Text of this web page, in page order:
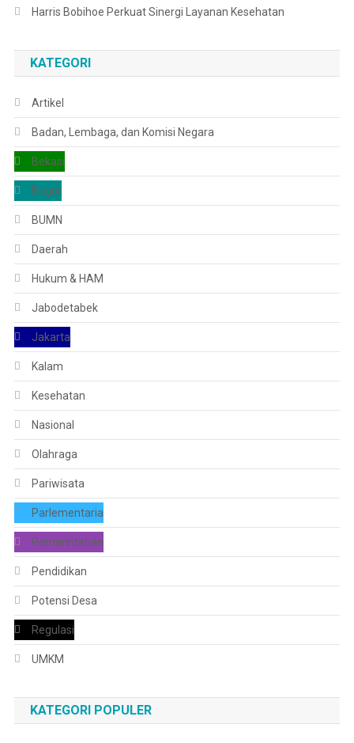
Harris Bobihoe Perkuat Sinergi Layanan Kesehatan
KATEGORI
Artikel
Badan, Lembaga, dan Komisi Negara
Bekasi
Bogor
BUMN
Daerah
Hukum & HAM
Jabodetabek
Jakarta
Kalam
Kesehatan
Nasional
Olahraga
Pariwisata
Parlementaria
Pemerintahan
Pendidikan
Potensi Desa
Regulasi
UMKM
KATEGORI POPULER